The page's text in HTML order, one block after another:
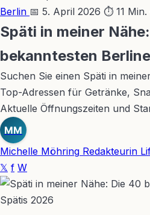
Berlin 📅 5. April 2026 ⏱ 11 Min.
Späti in meiner
bekanntesten
Suchen Sie einen Späti in
Top-Adressen für Getränke,
Aktuelle Öffnungszeiten und
MM
Michelle Möhring Redakteurin
𝕏 f W